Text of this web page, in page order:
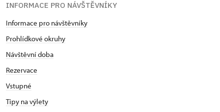
INFORMACE PRO NÁVŠTĚVNÍKY
Informace pro návštěvníky
Prohlídkové okruhy
Návštěvní doba
Rezervace
Vstupné
Tipy na výlety